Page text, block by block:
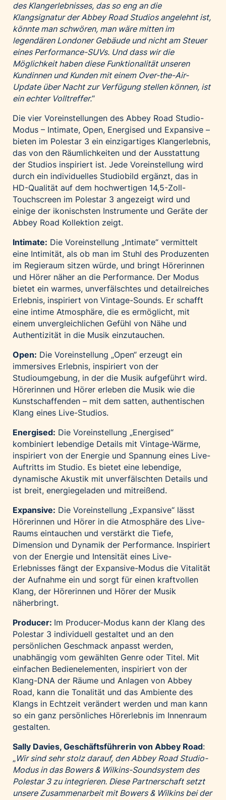
des Klangerlebnisses, das so eng an die
Klangsignatur der Abbey Road Studios angelehnt ist,
könnte man schwören, man wäre mitten im
legendären Londoner Gebäude und nicht am Steuer
eines Performance-SUVs. Und dass wir die
Möglichkeit haben diese Funktionalität unseren
Kundinnen und Kunden mit einem Over-the-Air-
Update über Nacht zur Verfügung stellen können, ist
ein echter Volltreffer.“
Die vier Voreinstellungen des Abbey Road Studio-
Modus – Intimate, Open, Energised und Expansive –
bieten im Polestar 3 ein einzigartiges Klangerlebnis,
das von den Räumlichkeiten und der Ausstattung
der Studios inspiriert ist. Jede Voreinstellung wird
durch ein individuelles Studiobild ergänzt, das in
HD-Qualität auf dem hochwertigen 14,5-Zoll-
Touchscreen im Polestar 3 angezeigt wird und
einige der ikonischsten Instrumente und Geräte der
Abbey Road Kollektion zeigt.
Intimate: Die Voreinstellung „Intimate“ vermittelt
eine Intimität, als ob man im Stuhl des Produzenten
im Regieraum sitzen würde, und bringt Hörerinnen
und Hörer näher an die Performance. Der Modus
bietet ein warmes, unverfälschtes und detailreiches
Erlebnis, inspiriert von Vintage-Sounds. Er schafft
eine intime Atmosphäre, die es ermöglicht, mit
einem unvergleichlichen Gefühl von Nähe und
Authentizität in die Musik einzutauchen.
Open: Die Voreinstellung „Open“ erzeugt ein
immersives Erlebnis, inspiriert von der
Studioumgebung, in der die Musik aufgeführt wird.
Hörerinnen und Hörer erleben die Musik wie die
Kunstschaffenden – mit dem satten, authentischen
Klang eines Live-Studios.
Energised: Die Voreinstellung „Energised“
kombiniert lebendige Details mit Vintage-Wärme,
inspiriert von der Energie und Spannung eines Live-
Auftritts im Studio. Es bietet eine lebendige,
dynamische Akustik mit unverfälschten Details und
ist breit, energiegeladen und mitreißend.
Expansive: Die Voreinstellung „Expansive“ lässt
Hörerinnen und Hörer in die Atmosphäre des Live-
Raums eintauchen und verstärkt die Tiefe,
Dimension und Dynamik der Performance. Inspiriert
von der Energie und Intensität eines Live-
Erlebnisses fängt der Expansive-Modus die Vitalität
der Aufnahme ein und sorgt für einen kraftvollen
Klang, der Hörerinnen und Hörer der Musik
näherbringt.
Producer: Im Producer-Modus kann der Klang des
Polestar 3 individuell gestaltet und an den
persönlichen Geschmack anpasst werden,
unabhängig vom gewählten Genre oder Titel. Mit
einfachen Bedienelementen, inspiriert von der
Klang-DNA der Räume und Anlagen von Abbey
Road, kann die Tonalität und das Ambiente des
Klangs in Echtzeit verändert werden und man kann
so ein ganz persönliches Hörerlebnis im Innenraum
gestalten.
Sally Davies, Geschäftsführerin von Abbey Road:
„Wir sind sehr stolz darauf, den Abbey Road Studio-
Modus in das Bowers & Wilkins-Soundsystem des
Polestar 3 zu integrieren. Diese Partnerschaft setzt
unsere Zusammenarbeit mit Bowers & Wilkins bei der